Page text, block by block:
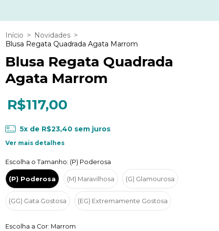
Início > Novidades >
Blusa Regata Quadrada Agata Marrom
Blusa Regata Quadrada
Agata Marrom
R$117,00
5x de R$23,40 sem juros
Ver mais detalhes
Escolha o Tamanho: (P) Poderosa
(P) Poderosa (M) Maravilhosa (G) Glamourosa
(GG) Gata Gostosa (EG) Extremamente Gostosa
Escolha a Cor: Marrom